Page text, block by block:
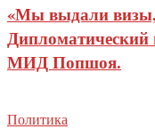
«Мы выдали
Дипломатический
МИД Попшоя.
Политика